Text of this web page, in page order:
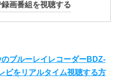
画番組を視聴する
ブルーレイレコーダーBDZ-
ビをリアルタイム視聴する方